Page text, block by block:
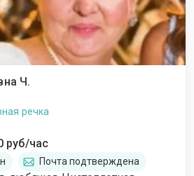
Ч.
речка
руб/час
Почта подтверждена